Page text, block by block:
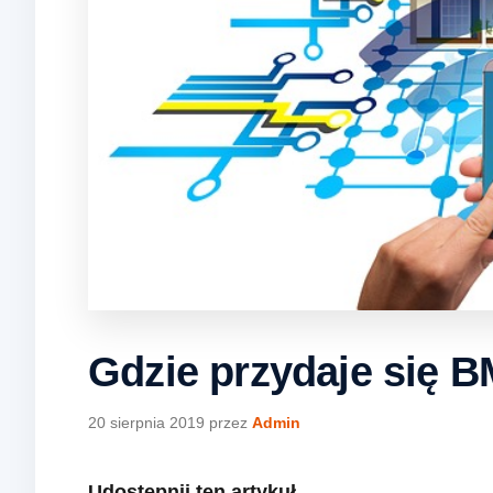
Gdzie przydaje się
20 sierpnia 2019 przez Admin